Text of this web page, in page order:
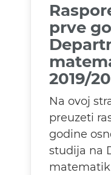
prve
2019/
Na ovoj
preuzeti
godine
studija na